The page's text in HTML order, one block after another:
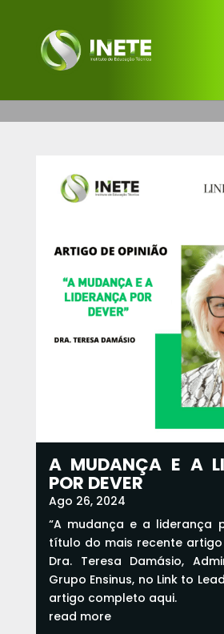
A MUDANÇA E A
POR DEVER
Ago 26, 2024
“A mudança e a liderança
título do mais recente
Dra. Teresa Damásio,
Grupo Ensinus, no Link to
artigo completo aqui.
read more